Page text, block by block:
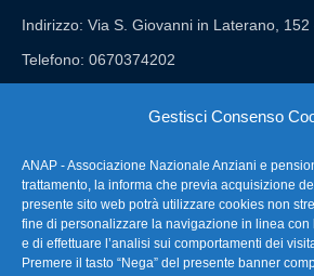
Gestisci Consenso
ANAP - Associazione Nazionale Anziani e
trattamento, la informa che previa acquisizione
presente sito web potrà utilizzare cookies non
fine di personalizzare la navigazione in linea con
e di effettuare l’analisi sui comportamenti dei
Premere il tasto “Nega” del presente banner
Indirizzo: Via S. Giovanni in Laterano,
Telefono: 0670374202
FAQ – Domande
La nostra Newsletter